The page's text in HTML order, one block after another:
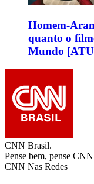
Homem-
quanto o
Mundo
CNN Brasil.
Pense bem, pense
CNN Nas Redes